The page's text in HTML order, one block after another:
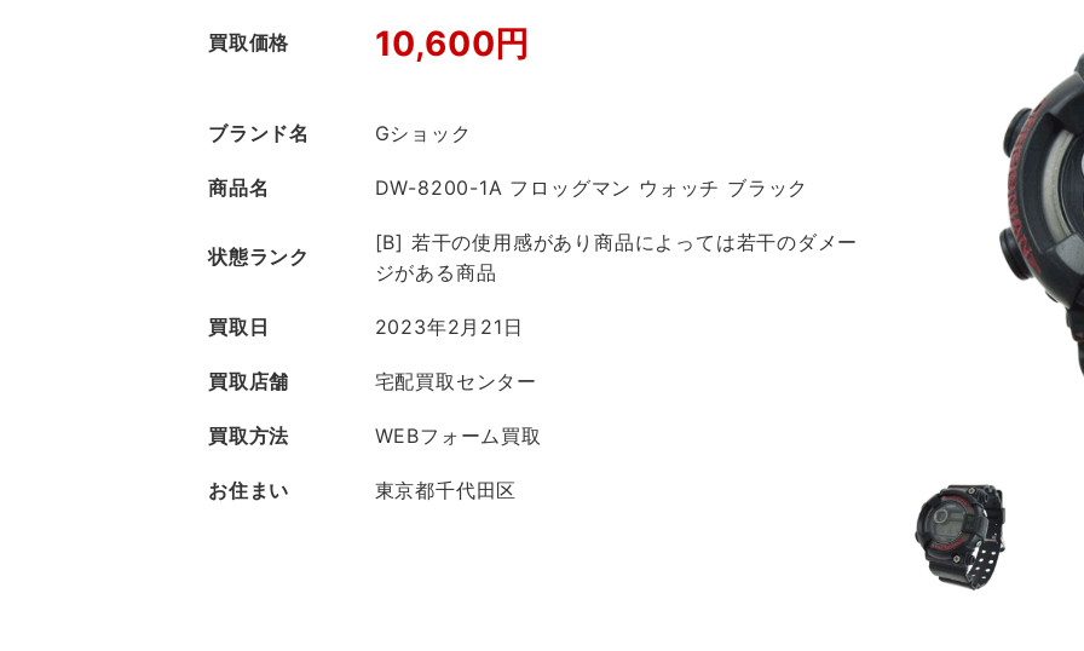
買取価格 10,600円
ブランド名 Gショック
商品名 DW-8200-1A フロッグマン ウォッチ ブラック
状態ランク
[B] 若干の使用感があり商品によっては若干のダメー
ジがある商品
買取日 2023年2月21日
買取店舗 宅配買取センター
買取方法 WEBフォーム買取
お住まい 東京都千代田区